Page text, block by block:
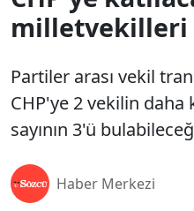
milletvekilleri
Partiler arası vekil
CHP'ye 2 vekilin daha
sayının 3'ü
Haber Merkezi